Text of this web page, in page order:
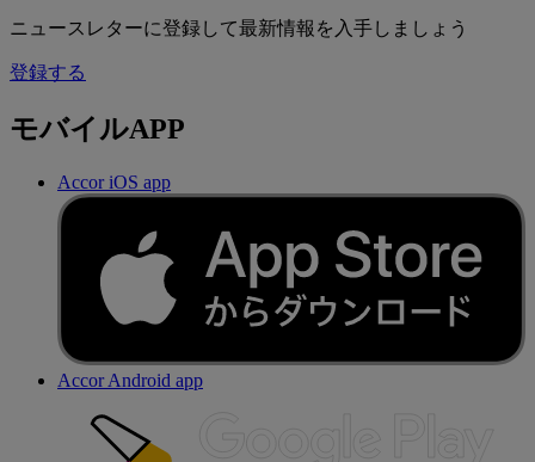
ニュースレターに登録して最新情報を入手しましょう
登録する
モバイルAPP
Accor iOS app
Accor Android app